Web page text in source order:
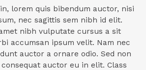
lorem quis bibendum auctor, nisi
nec sagittis sem nibh id elit.
nibh vulputate cursus a sit
accumsan ipsum velit. Nam nec
auctor a ornare odio. Sed non
auctor eu in elit. Class